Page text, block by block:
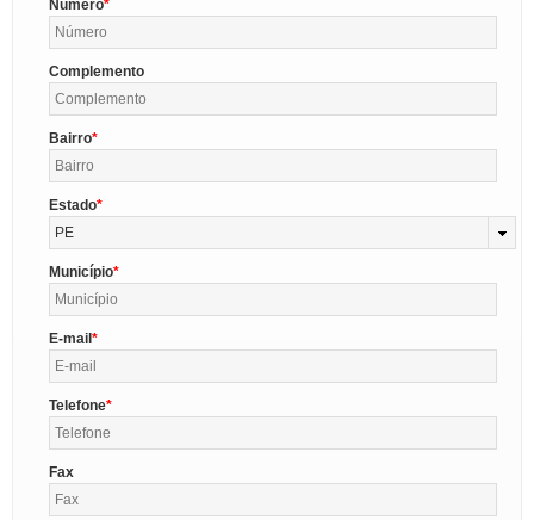
Número
Complemento
Bairro
Estado
PE
Município
E-mail
Telefone
Fax